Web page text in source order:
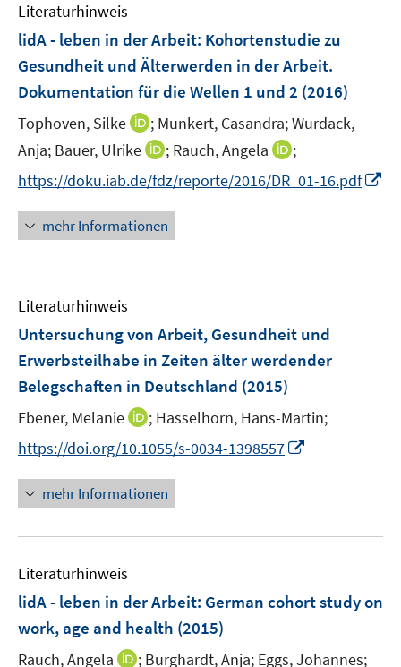
t
e
r
ö
f
f
e
n
t
e
ö
f
f
e
n
s
t
e
ö
f
f
n
e
n
m
n
s
t
e
r
ö
f
e
Literaturhinweis
lidA - leben in der Arbeit: Kohortenstudie zu
Gesundheit und Älterwerden in der Arbeit.
Dokumentation für die Wellen 1 und 2 (2016)
Tophoven, Silke
I
n
n
e
u
e
F
s
t
e
ö
f
n
e
; Munkert, Casandra;Wurdack,
Anja; Bauer, Ulrike
I
n
e
u
n
s
t
r
ö
f
n
e
; Rauch, Angela
I
n
n
s
r
ö
e
;
https://doku.iab.de/fdz/reporte/2016/DR_01-16.pdf
u
n
mehr Informationen
Literaturhinweis
Untersuchung von Arbeit, Gesundheit und
Erwerbsteilhabe in Zeiten älter werdender
Belegschaften in Deutschland (2015)
Ebener, Melanie
I
n
e
u
n
s
t
; Hasselhorn, Hans-Martin;
https://doi.org/10.1055/s-0034-1398557
u
F
s
mehr Informationen
Literaturhinweis
lidA - leben in der Arbeit: German cohort study on
work, age and health (2015)
Rauch, Angela I; Burghardt, Anja; Eggs, Johannes;